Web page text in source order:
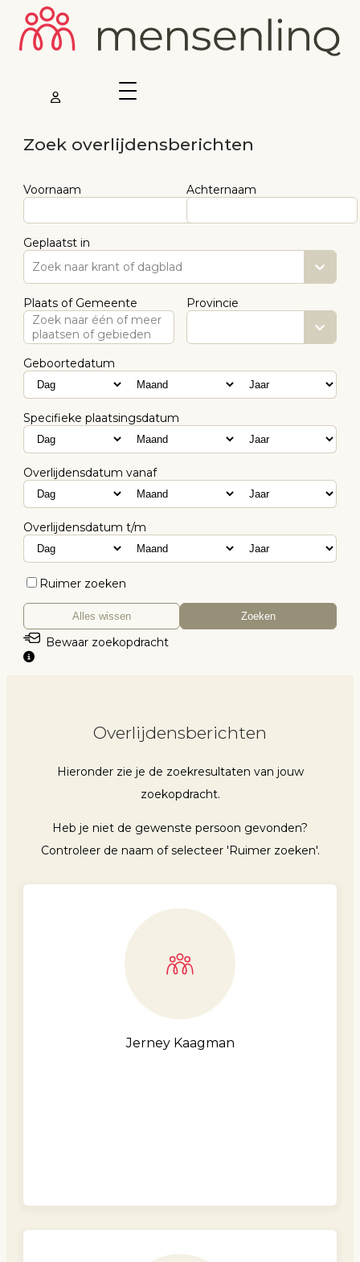
Zoek overlijdensberichten
Voornaam Achternaam
Geplaatst in
Zoek naar krant of dagblad
Plaats of Gemeente
Zoek naar één of meer
plaatsen of gebieden
Provincie
Geboortedatum
Specifieke plaatsingsdatum
Overlijdensdatum vanaf
Overlijdensdatum t/m
Ruimer zoeken
Alles wissen Zoeken
Bewaar zoekopdracht
Overlijdensberichten
Hieronder zie je de zoekresultaten van jouw
zoekopdracht.
Heb je niet de gewenste persoon gevonden?
Controleer de naam of selecteer 'Ruimer zoeken'.
Jerney Kaagman